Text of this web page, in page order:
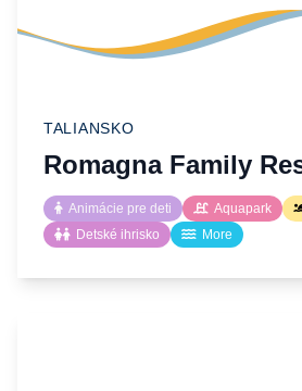
TALIANSKO
Romagna Family
Animácie pre deti Aquapark
Detské ihrisko
More